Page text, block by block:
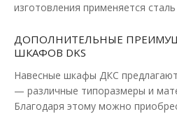
изготовления применяется
ДОПОЛНИТЕЛЬНЫЕ
ШКАФОВ DKS
Навесные шкафы ДКС
— различные типоразмеры и
Благодаря этому можно